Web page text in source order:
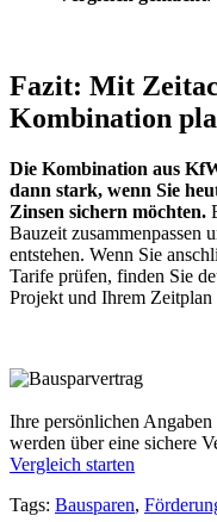
Fazit: Mit
Kombination
Die Kombination aus
dann stark, wenn Sie
Zinsen sichern möchten.
Bauzeit zusammenpassen
entstehen. Wenn Sie
Tarife prüfen, finden Sie
Projekt und Ihrem Zeitplan
Ihre persönlichen Angaben
werden über eine sichere
Vergleich starten
Tags: Bausparen,